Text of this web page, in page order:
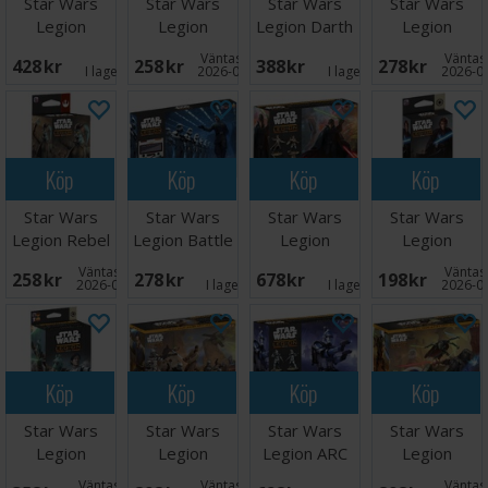
Legion
Rebel
428 SEK I lager: 2
Legion
Separatist
Unit Cards
258 SEK Väntas in:
2026-09-30
Legion Darth
General
388 SEK I lager: 2
Legion
Upgrades
Card Pack
278 SEK 2026-
Köp
Star Wars
Legion Rebel
Command
Cards
258 SEK Väntas in:
2026-09-30
Köp
Star Wars
Legion Battle
Pack
278 SEK I lager: 1
Köp
Star Wars
Legion
Rebellion
678 SEK I lager:
Köp
Star Wars
Legion
Galactic
Command
198 SEK 2026-
Köp
Star Wars
Legion
Customizable
Köp
Star Wars
Legion
Galactic
Köp
Star Wars
Legion ARC
Köp
Star Wars
Legion
Separatist